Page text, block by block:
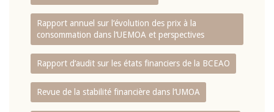
Rapport annuel sur l‘évolution des prix à la
consommation dans l‘UEMOA et perspectives
Rapport d‘audit sur les états financiers de la BCEAO
Revue de la stabilité financière dans l‘UMOA